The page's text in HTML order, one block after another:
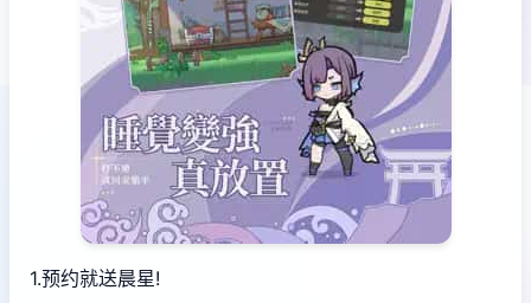
1.预约就送晨星!